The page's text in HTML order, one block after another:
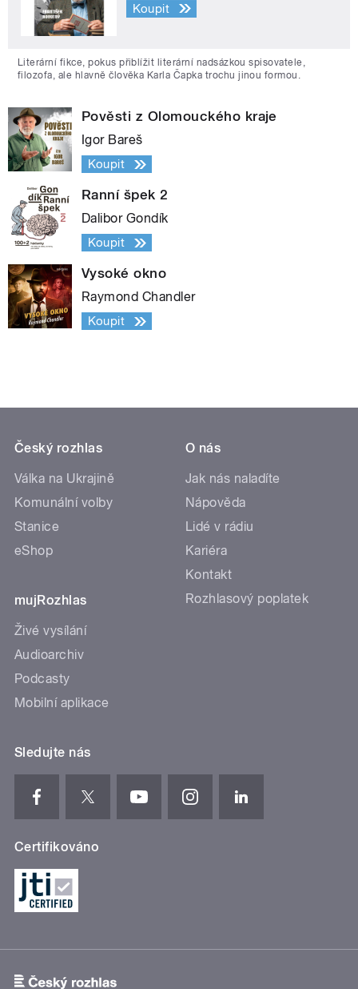
Koupit
Literární fikce, pokus přiblížit literární nadsázkou spisovatele,
filozofa, ale hlavně člověka Karla Čapka trochu jinou formou.
Pověsti z Olomouckého kraje
Igor Bareš
Koupit
Ranní špek 2
Dalibor Gondík
Koupit
Vysoké okno
Raymond Chandler
Koupit
Český rozhlas
Válka na Ukrajině
Komunální volby
Stanice
eShop
mujRozhlas
Živé vysílání
Audioarchiv
Podcasty
Mobilní aplikace
O nás
Jak nás naladíte
Nápověda
Lidé v rádiu
Kariéra
Kontakt
Rozhlasový poplatek
Sledujte nás
Certifikováno